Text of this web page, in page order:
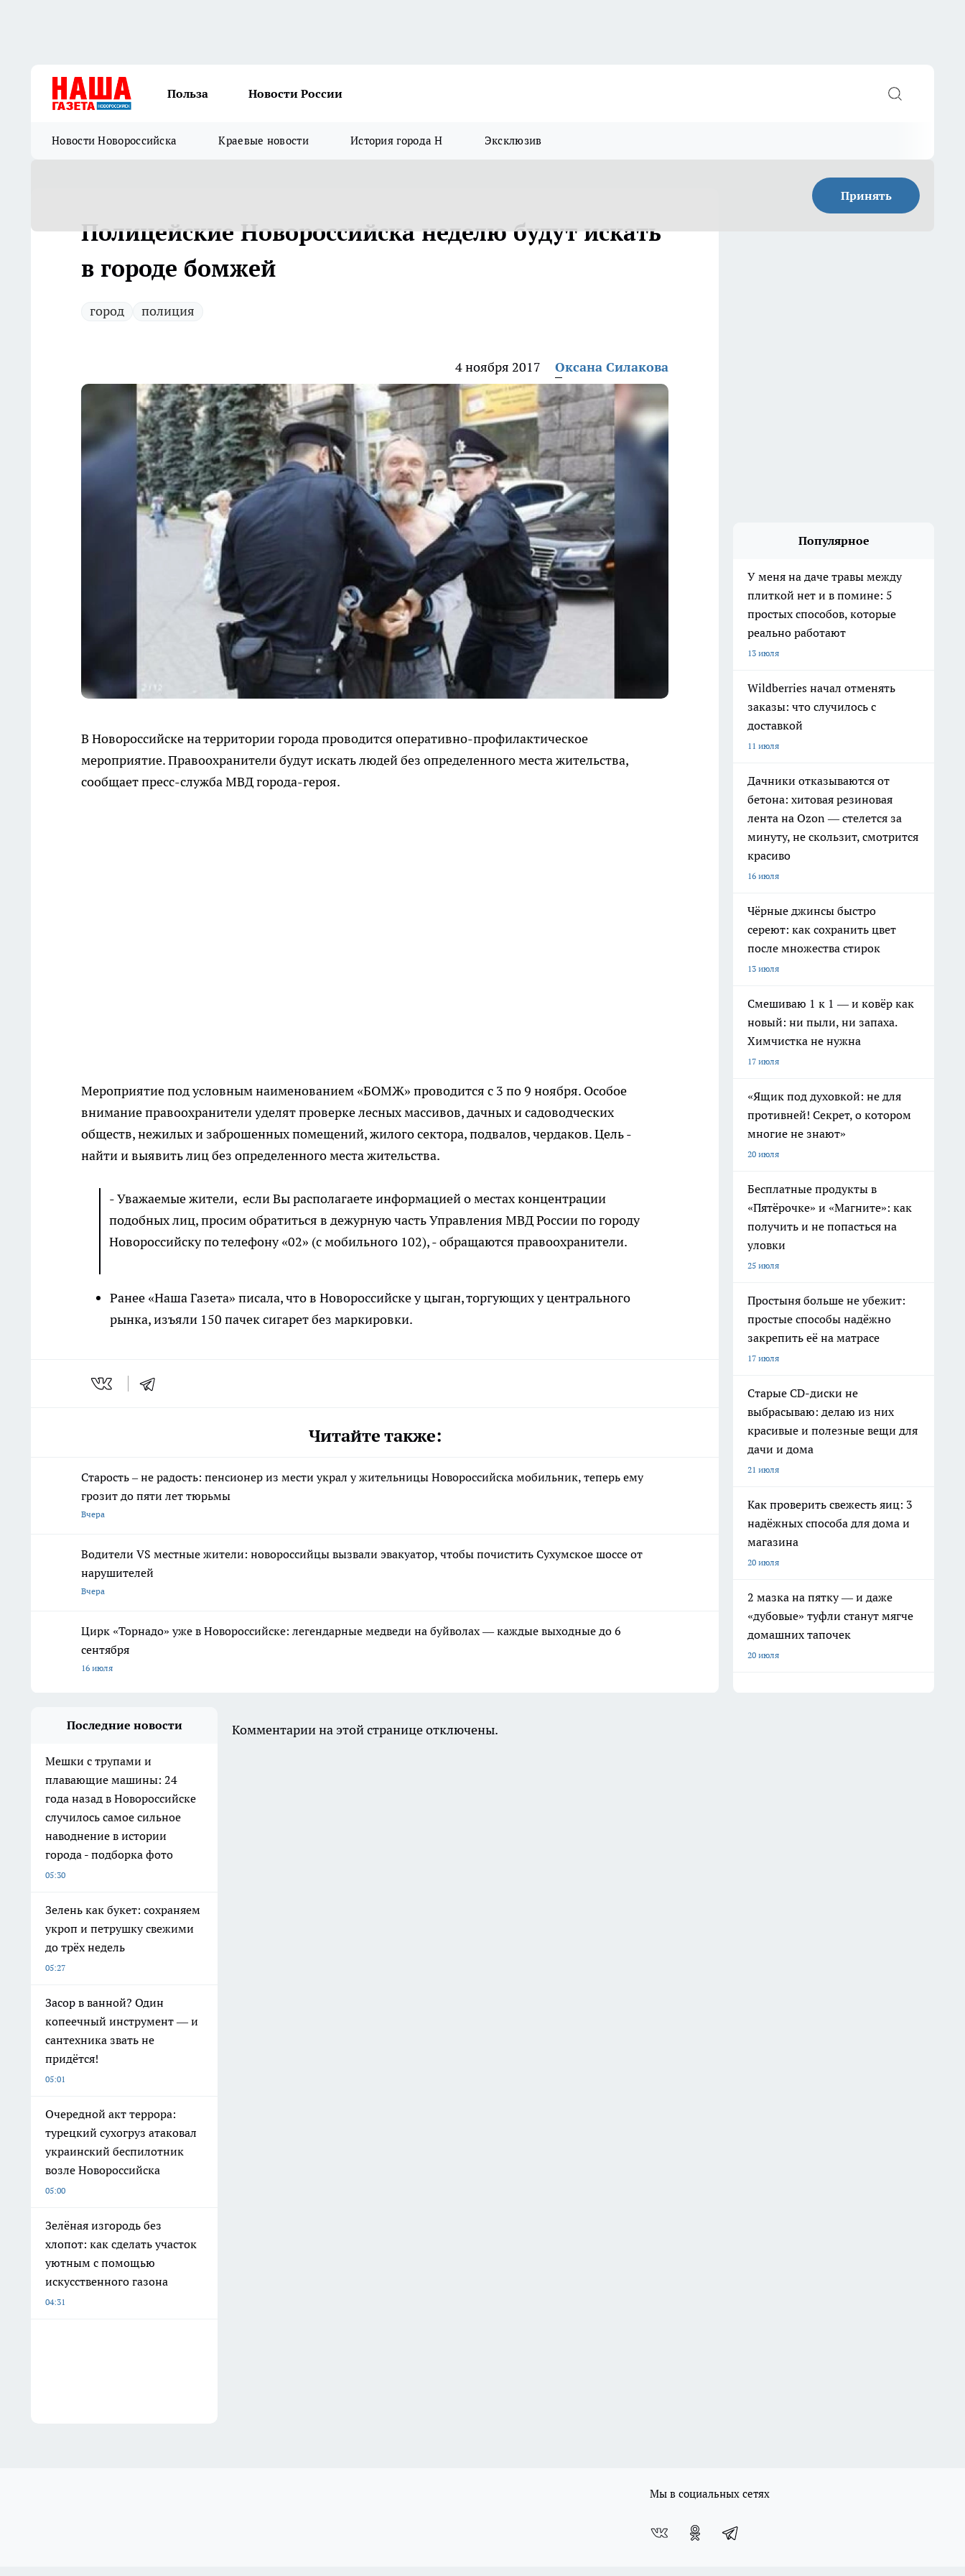
Польза Новости России
Новости Новороссийска Краевые новости История города Н Эксклюзив
Принять
Полицейские Новороссийска неделю будут искать
в городе бомжей
город полиция
4 ноября 2017 Оксана Силакова
В Новороссийске на территории города проводится оперативно-профилактическое
мероприятие. Правоохранители будут искать людей без определенного места жительства,
сообщает пресс-служба МВД города-героя.
Мероприятие под условным наименованием «БОМЖ» проводится с 3 по 9 ноября. Особое
внимание правоохранители уделят проверке лесных массивов, дачных и садоводческих
обществ, нежилых и заброшенных помещений, жилого сектора, подвалов, чердаков. Цель -
найти и выявить лиц без определенного места жительства.
- Уважаемые жители, если Вы располагаете информацией о местах концентрации
подобных лиц, просим обратиться в дежурную часть Управления МВД России по городу
Новороссийску по телефону «02» (с мобильного 102), - обращаются правоохранители.
Ранее «Наша Газета» писала, что в Новороссийске у цыган, торгующих у центрального
рынка, изъяли 150 пачек сигарет без маркировки.
Читайте также:
Старость – не радость: пенсионер из мести украл у жительницы Новороссийска мобильник, теперь ему
грозит до пяти лет тюрьмы
Вчера
Водители VS местные жители: новороссийцы вызвали эвакуатор, чтобы почистить Сухумское шоссе от
нарушителей
Вчера
Цирк «Торнадо» уже в Новороссийске: легендарные медведи на буйволах — каждые выходные до 6
сентября
16 июля
Популярное
У меня на даче травы между
плиткой нет и в помине: 5
простых способов, которые
реально работают
13 июля
Wildberries начал отменять
заказы: что случилось с
доставкой
11 июля
Дачники отказываются от
бетона: хитовая резиновая
лента на Ozon — стелется за
минуту, не скользит, смотрится
красиво
16 июля
Чёрные джинсы быстро
сереют: как сохранить цвет
после множества стирок
13 июля
Смешиваю 1 к 1 — и ковёр как
новый: ни пыли, ни запаха.
Химчистка не нужна
17 июля
«Ящик под духовкой: не для
противней! Секрет, о котором
многие не знают»
20 июля
Бесплатные продукты в
«Пятёрочке» и «Магните»: как
получить и не попасться на
уловки
25 июля
Простыня больше не убежит:
простые способы надёжно
закрепить её на матрасе
17 июля
Старые CD-диски не
выбрасываю: делаю из них
красивые и полезные вещи для
дачи и дома
21 июля
Как проверить свежесть яиц: 3
надёжных способа для дома и
магазина
20 июля
2 мазка на пятку — и даже
«дубовые» туфли станут мягче
домашних тапочек
20 июля
Последние новости
Мешки с трупами и
плавающие машины: 24
года назад в Новороссийске
случилось самое сильное
наводнение в истории
города - подборка фото
05:30
Зелень как букет: сохраняем
укроп и петрушку свежими
до трёх недель
05:27
Засор в ванной? Один
копеечный инструмент — и
сантехника звать не
придётся!
05:01
Очередной акт террора:
турецкий сухогруз атаковал
украинский беспилотник
возле Новороссийска
05:00
Зелёная изгородь без
хлопот: как сделать участок
уютным с помощью
искусственного газона
04:31
Комментарии на этой странице отключены.
Мы в социальных сетях